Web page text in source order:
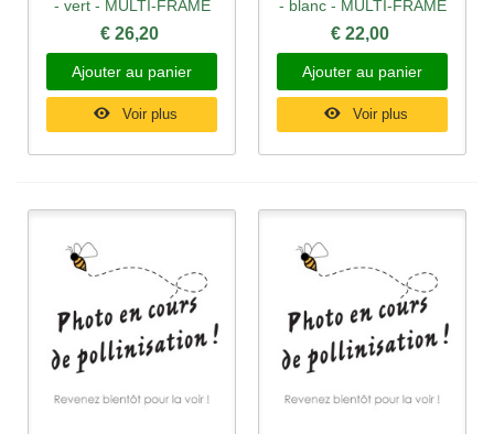
- vert - MULTI-FRAME
€ 26,20
Ajouter au panier
Voir plus
- blanc - MULTI-FRAME
€ 22,00
Ajouter au panier
Voir plus